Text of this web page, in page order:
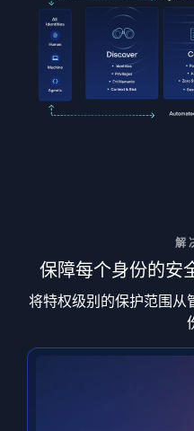
解
保障每个身份的安
将特权级别的保护范围从